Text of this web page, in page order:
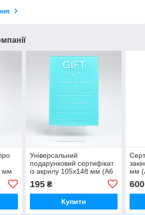
мм
Універсальний
подарунковий сертифікат
із акрилу 105х148 мм (А6
195₴
Купити
мм
600